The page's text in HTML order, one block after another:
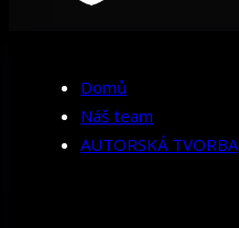
Domů
Náš team
AUTORSKÁ TVORBA